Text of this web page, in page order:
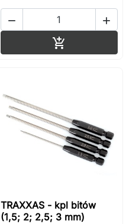
 

TRAXXAS - kpl bitów
(1,5; 2; 2,5; 3 mm)